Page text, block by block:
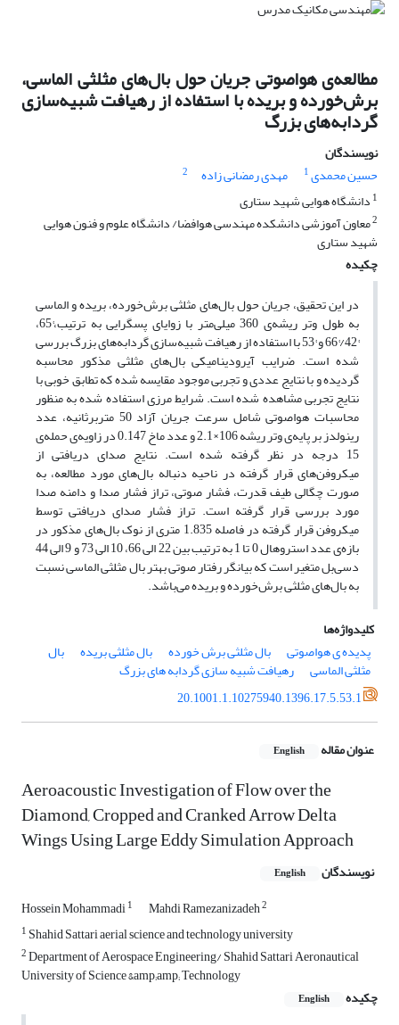
مطالعه‌ی هواصوتی جریان حول بال‌های مثلثی الماسی،
برش‌خورده و بریده با استفاده از رهیافت شبیه‌سازی
گردابه‌های بزرگ
نویسندگان
حسین محمدی1 مهدی رمضانی زاده
2
1 دانشگاه هوایی شهید ستاری
2معاون آموزشی دانشکده مهندسی هوافضا/ دانشگاه علوم و فنون هوایی
شهید ستاری
چکیده
در این تحقیق، جریان حول بال‌های مثلثی برش‌خورده، بریده و الماسی
به طول وتر ریشه‌ی 360 میلی‌متر با زوایای پسگرایی به ترتیب،°65،
°42/°66 و °53 با استفاده از رهیافت شبیه‌سازی گردابه‌های بزرگ بررسی
شده است. ضرایب آیرودینامیکی بال‌های مثلثی مذکور محاسبه
گردیده و با نتایج عددی و تجربی موجود مقایسه شده که تطابق خوبی با
نتایج تجربی مشاهده شده است. شرایط مرزی استفاده شده به منظور
محاسبات هواصوتی شامل سرعت جریان آزاد 50 متربرثانیه، عدد
رینولدز بر پایه‌ی وتر ریشه 106×2.1 و عدد ماخ 0.147 در زاویه‌ی حمله‌ی
15 درجه در نظر گرفته شده است. نتایج صدای دریافتی از
میکروفن‌های قرار گرفته در ناحیه دنباله بال‌های مورد مطالعه، به
صورت چگالی طیف قدرت، فشار صوتی، تراز فشار صدا و دامنه صدا
مورد بررسی قرار گرفته است. تراز فشار صدای دریافتی توسط
میکروفن قرار گرفته در فاصله 1.835 متری از نوک بال‌های مذکور در
بازه‌ی عدد استروهال 0 تا 1 به ترتیب بین 22 الی 66، 10 الی 73 و 9 الی 44
دسی‌بل متغیر است که بیانگر رفتار صوتی بهتر بال مثلثی الماسی نسبت
به بال‌های مثلثی برش‌خورده و بریده می‌باشد.
کلیدواژه‌ها
پدیده ی هواصوتی
بال مثلثی برش خورده بال مثلثی بریده بال
مثلثی الماسی
رهیافت شبیه سازی گردابه های بزرگ
20.1001.1.10275940.1396.17.5.53.1
عنوان مقاله English
Aeroacoustic Investigation of Flow over the
Diamond, Cropped and Cranked Arrow Delta
Wings Using Large Eddy Simulation Approach
نویسندگان English
Hossein Mohammadi1 Mahdi Ramezanizadeh2
1 Shahid Sattari aerial science and technology university
2Department of Aerospace Engineering/ Shahid Sattari Aeronautical
University of Science &amp;amp; Technology
چکیده
English